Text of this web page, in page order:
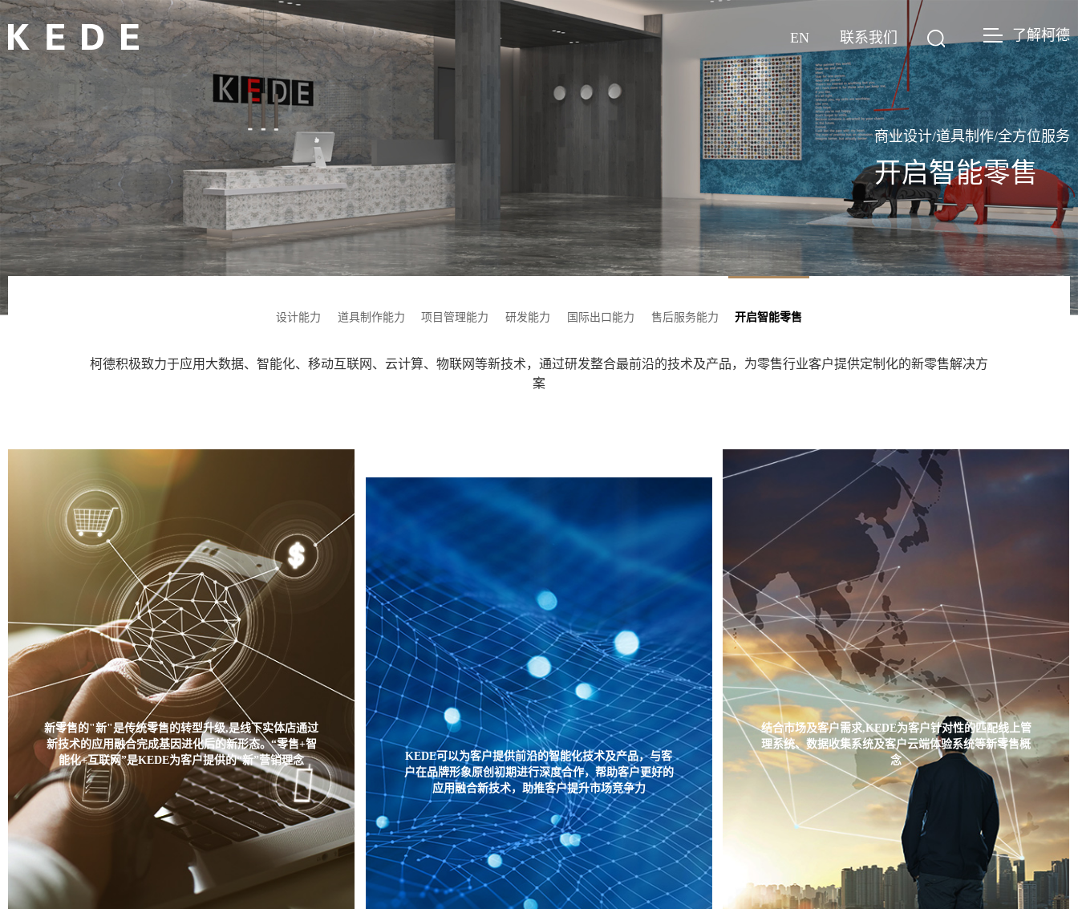
了解柯德
EN 联系我们
商业设计/道具制作/全方位服务
开启智能零售
设计能力 道具制作能力 项目管理能力 研发能力 国际出口能力 售后服务能力 开启智能零售
柯德积极致力于应用大数据、智能化、移动互联网、云计算、物联网等新技术，通过研发整合最前沿的技术及产品，为零售行业客户提供定制化的新零售解决方
案
新零售的"新"是传统零售的转型升级,是线下实体店通过
新技术的应用融合完成基因进化后的新形态。“零售+智
能化+互联网”是KEDE为客户提供的“新”营销理念
KEDE可以为客户提供前沿的智能化技术及产品，与客
户在品牌形象原创初期进行深度合作，帮助客户更好的
应用融合新技术，助推客户提升市场竞争力
结合市场及客户需求,KEDE为客户针对性的匹配线上管
理系统、数据收集系统及客户云端体验系统等新零售概
念